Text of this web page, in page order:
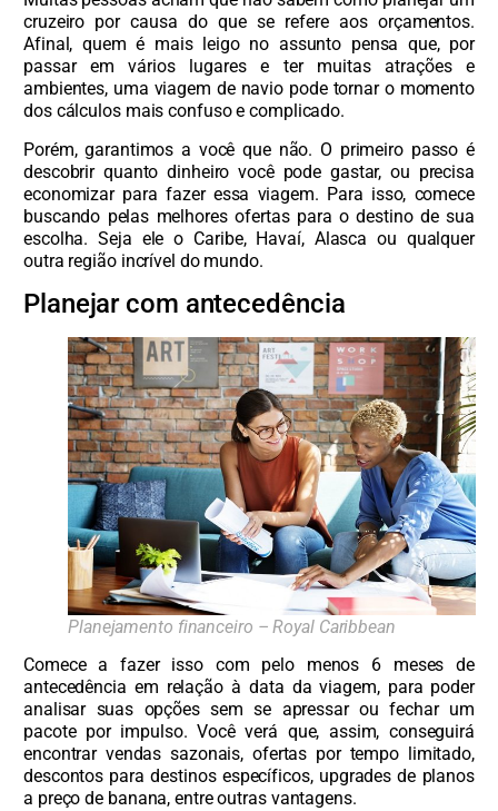
cruzeiro por causa do que se refere aos orçamentos.
Afinal, quem é mais leigo no assunto pensa que, por
passar em vários lugares e ter muitas atrações e
ambientes, uma viagem de navio pode tornar o momento
dos cálculos mais confuso e complicado.
Porém, garantimos a você que não. O primeiro passo é
descobrir quanto dinheiro você pode gastar, ou precisa
economizar para fazer essa viagem. Para isso, comece
buscando pelas melhores ofertas para o destino de sua
escolha. Seja ele o Caribe, Havaí, Alasca ou qualquer
outra região incrível do mundo.
Planejar com antecedência
Planejamento financeiro – Royal Caribbean
Comece a fazer isso com pelo menos 6 meses de
antecedência em relação à data da viagem, para poder
analisar suas opções sem se apressar ou fechar um
pacote por impulso. Você verá que, assim, conseguirá
encontrar vendas sazonais, ofertas por tempo limitado,
descontos para destinos específicos, upgrades de planos
a preço de banana, entre outras vantagens.